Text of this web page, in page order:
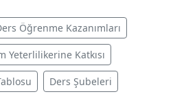
Öğrenme Kazanımları
Yeterlilikerine Katkısı
Ders Şubeleri